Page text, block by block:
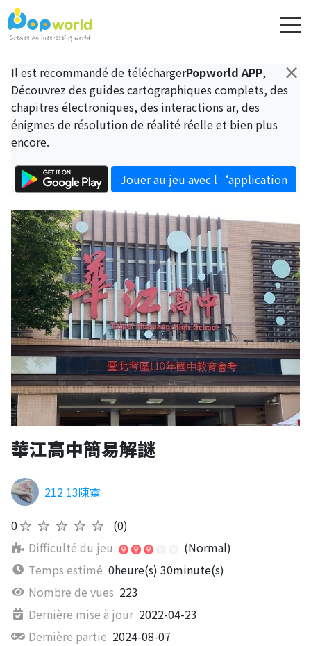
×
Il est recommandé de téléchargerPopworld APP,
Découvrez des guides cartographiques complets, des
chapitres électroniques, des interactions ar, des
énigmes de résolution de réalité réelle et bien plus
encore.
Jouer au jeu avec l‘application
華江高中簡易解謎
212 13陳靈
0★★★★★
(0)
Difficulté du jeu
(Normal)
Temps estimé 0heure(s) 30minute(s)
Nombre de vues 223
Dernière mise à jour 2022-04-23
Dernière partie 2024-08-07